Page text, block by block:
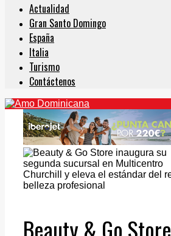
Actualidad
Gran Santo Domingo
España
Italia
Turismo
Contáctenos
Beauty & Go Store